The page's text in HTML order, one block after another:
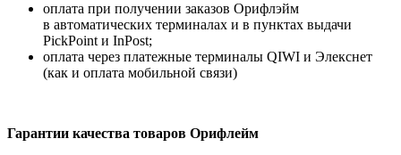
оплата при получении заказов Орифлэйм
в автоматических терминалах и в пунктах выдачи
PickPoint и InPost;
оплата через платежные терминалы QIWI и Элекснет
(как и оплата мобильной связи)
Гарантии качества товаров Орифлейм